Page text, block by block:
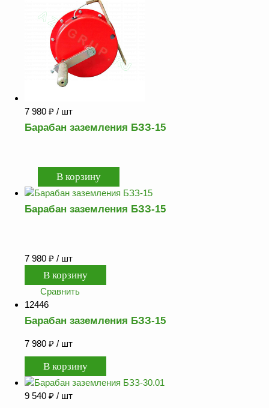
7 980 ₽ / шт
Барабан заземления БЗЗ-15
Барабан заземления БЗЗ-15
7 980 ₽ / шт
Сравнить
12446
Барабан заземления БЗЗ-15
7 980 ₽ / шт
9 540 ₽ / шт